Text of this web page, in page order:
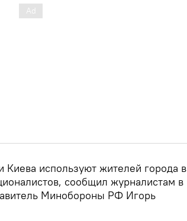
Киева используют жителей города в
сообщил журналистам в
Минобороны РФ Игорь